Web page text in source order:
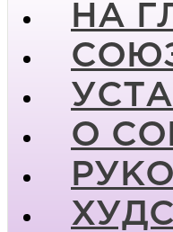
НА
О